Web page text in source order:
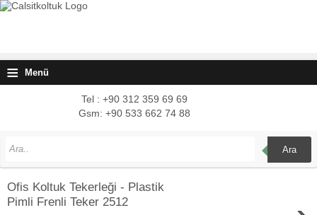
≡ Menü
Tel : +90 312 359 69 69
Gsm: +90 533 662 74 88
Ara
Ofis Koltuk Tekerleği - Plastik
Pimli Frenli Teker 2512